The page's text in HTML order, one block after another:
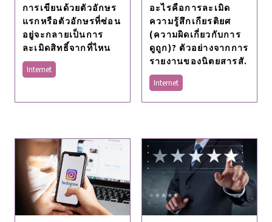
การเขียนด้วยตัวอักษร
แรกหรือตัวอักษรที่ซ่อน
อยู่จะกลายเป็นการ
ละเมิดสิทธิ์จากที่ไหน
Internet
อะไรคือการละเมิด
ความรู้สึกเกียรติยศ
(ความผิดเกี่ยวกับการ
ดูถูก)? ตัวอย่างจากการ
รายงานของนิตยสารสั.
Internet